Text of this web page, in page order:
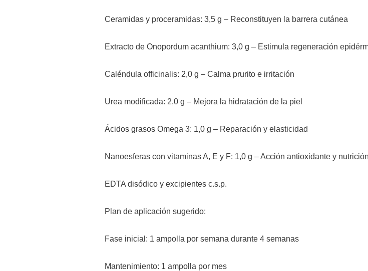
Ceramidas y proceramidas: 3,5 g – Reconstituyen la barrera cutánea
Extracto de Onopordum acanthium: 3,0 g – Estimula regeneración
Caléndula officinalis: 2,0 g – Calma prurito e irritación
Urea modificada: 2,0 g – Mejora la hidratación de la piel
Ácidos grasos Omega 3: 1,0 g – Reparación y elasticidad
Nanoesferas con vitaminas A, E y F: 1,0 g – Acción antioxidante y
EDTA disódico y excipientes c.s.p.
Plan de aplicación sugerido:
Fase inicial: 1 ampolla por semana durante 4 semanas
Mantenimiento: 1 ampolla por mes